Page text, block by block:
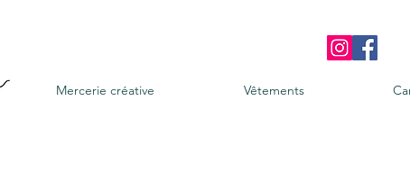
Mercerie créative Vêtements